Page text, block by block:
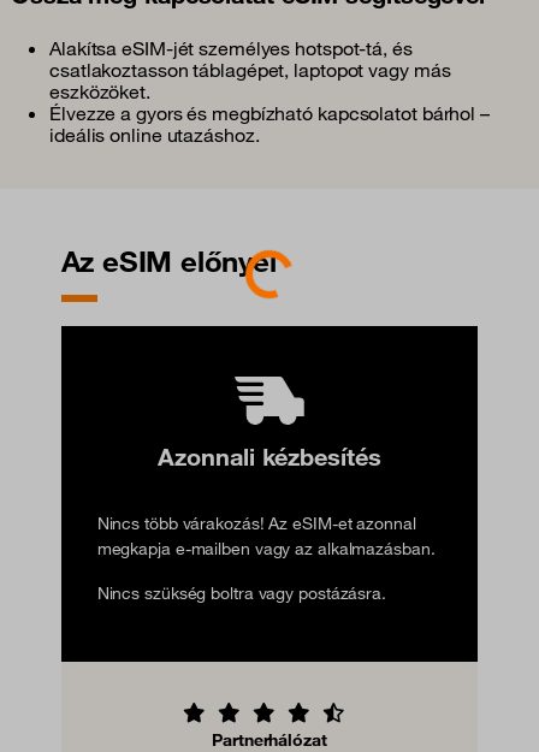
Alakítsa eSIM-jét személyes hotspot-tá, és
csatlakoztasson táblagépet, laptopot vagy más
eszközöket.
Élvezze a gyors és megbízható kapcsolatot bárhol –
ideális online utazáshoz.
Az eSIM előnyei
Azonnali kézbesítés
Nincs több várakozás! Az eSIM-et azonnal
megkapja e-mailben vagy az alkalmazásban.
Nincs szükség boltra vagy postázásra.
Partnerhálózat
Loading...